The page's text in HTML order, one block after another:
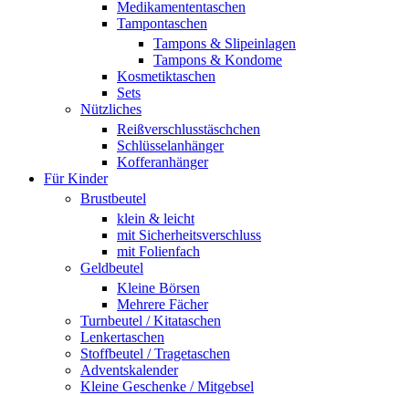
Medikamententaschen
Tampontaschen
Tampons & Slipeinlagen
Tampons & Kondome
Kosmetiktaschen
Sets
Nützliches
Reißverschlusstäschchen
Schlüsselanhänger
Kofferanhänger
Für Kinder
Brustbeutel
klein & leicht
mit Sicherheitsverschluss
mit Folienfach
Geldbeutel
Kleine Börsen
Mehrere Fächer
Turnbeutel / Kitataschen
Lenkertaschen
Stoffbeutel / Tragetaschen
Adventskalender
Kleine Geschenke / Mitgebsel